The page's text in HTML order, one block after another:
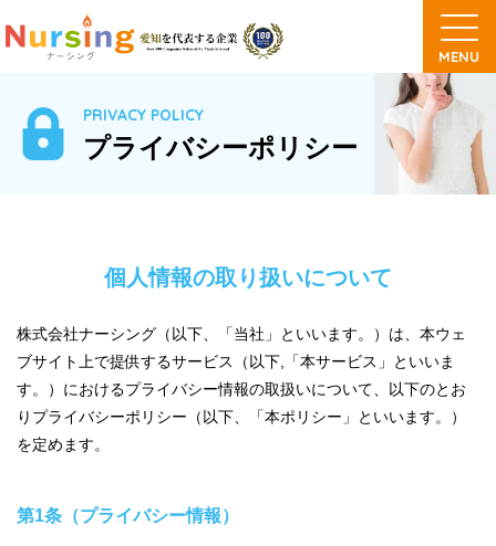
PRIVACY POLICY
プライバシーポリシー
個人情報の取り扱いについて
株式会社ナーシング（以下、「当社」といいます。）は、本ウェ
ブサイト上で提供するサービス（以下,「本サービス」といいま
す。）におけるプライバシー情報の取扱いについて、以下のとお
りプライバシーポリシー（以下、「本ポリシー」といいます。）
を定めます。
第1条（プライバシー情報）